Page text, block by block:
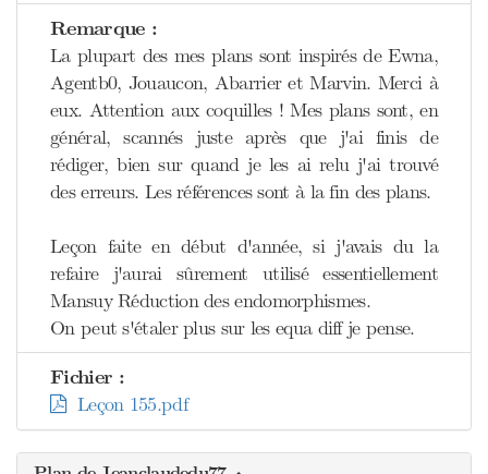
Remarque :
La plupart des mes plans sont inspirés de Ewna,
Agentb0, Jouaucon, Abarrier et Marvin. Merci à
eux. Attention aux coquilles ! Mes plans sont, en
général, scannés juste après que j'ai finis de
rédiger, bien sur quand je les ai relu j'ai trouvé
des erreurs. Les références sont à la fin des plans.
Leçon faite en début d'année, si j'avais du la
refaire j'aurai sûrement utilisé essentiellement
Mansuy Réduction des endomorphismes.
On peut s'étaler plus sur les equa diff je pense.
Fichier :
Leçon 155.pdf